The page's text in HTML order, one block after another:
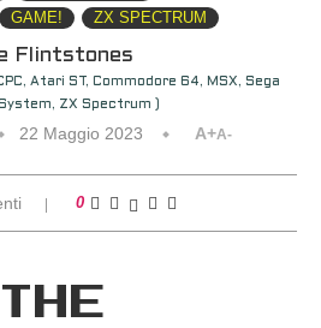
GAME! ZX SPECTRUM
Flintstones
Atari ST, Commodore 64, MSX, Sega
ZX Spectrum )
22 Maggio 2023 A+A-
0
THE